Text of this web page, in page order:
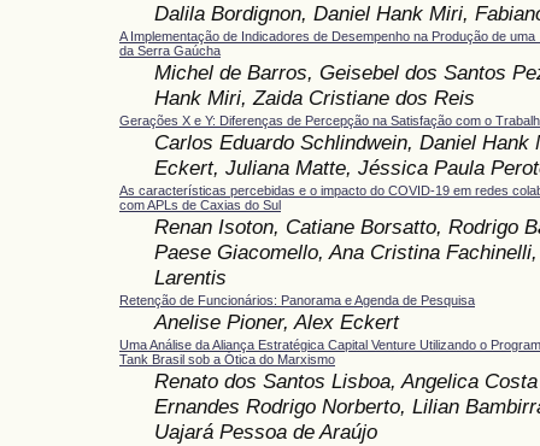
Dalila Bordignon, Daniel Hank Miri,
A Implementação de Indicadores de Desempenho na Produção de
da Serra Gaúcha
Michel de Barros, Geisebel dos Santos
Hank Miri, Zaida Cristiane dos Reis
Gerações X e Y: Diferenças de Percepção na Satisfação com o
Carlos Eduardo Schlindwein, Daniel Hank
Eckert, Juliana Matte, Jéssica Paula
As características percebidas e o impacto do COVID-19 em redes
com APLs de Caxias do Sul
Renan Isoton, Catiane Borsatto, Rodrigo
Paese Giacomello, Ana Cristina
Larentis
Retenção de Funcionários: Panorama e Agenda de Pesquisa
Anelise Pioner, Alex Eckert
Uma Análise da Aliança Estratégica Capital Venture Utilizando o
Tank Brasil sob a Ótica do Marxismo
Renato dos Santos Lisboa, Angelica
Ernandes Rodrigo Norberto, Lilian
Uajará Pessoa de Araújo